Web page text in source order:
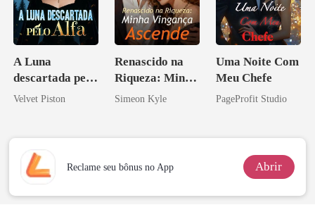
A Luna
descartada pelo
Alfa
Velvet Piston
Renascido na
Riqueza: Minha
Vingança
Simeon Kyle
Uma Noite Com
Meu Chefe
PageProfit Studio
Reclame seu bônus no App Abrir